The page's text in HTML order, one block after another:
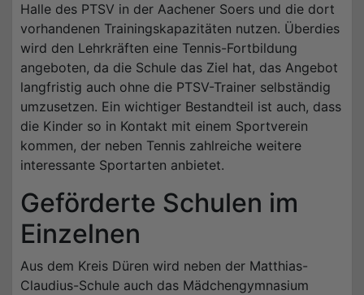
Halle des PTSV in der Aachener Soers und die dort
vorhandenen Trainingskapazitäten nutzen. Überdies
wird den Lehrkräften eine Tennis-Fortbildung
angeboten, da die Schule das Ziel hat, das Angebot
langfristig auch ohne die PTSV-Trainer selbständig
umzusetzen. Ein wichtiger Bestandteil ist auch, dass
die Kinder so in Kontakt mit einem Sportverein
kommen, der neben Tennis zahlreiche weitere
interessante Sportarten anbietet.
Geförderte Schulen im
Einzelnen
Aus dem Kreis Düren wird neben der Matthias-
Claudius-Schule auch das Mädchengymnasium